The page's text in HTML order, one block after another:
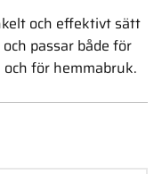
och effektivt sätt
passar både för
för hemmabruk.